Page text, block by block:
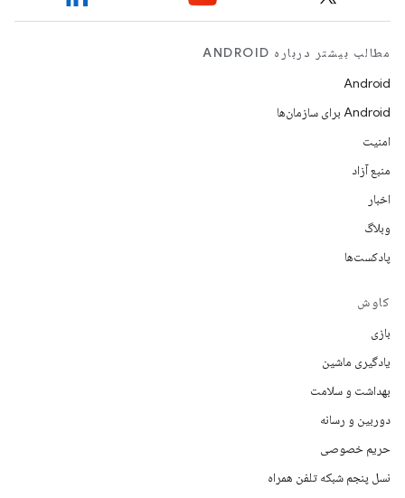
مطالب بیشتر درباره ANDROID
Android
Android برای سازمان‌ها
امنیت
منبع آزاد
اخبار
وبلاگ
پادکست‌ها
کاوش
بازی
یادگیری ماشین
بهداشت و سلامت
دوربین و رسانه
حریم خصوصی
نسل پنجم شبکه تلفن همراه